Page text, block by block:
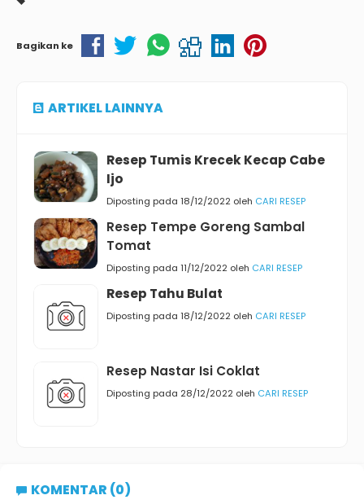
Bagikan ke
ARTIKEL LAINNYA
Resep Tumis Krecek Kecap Cabe
Ijo
Diposting pada 18/12/2022 oleh CARI RESEP
Resep Tempe Goreng Sambal
Tomat
Diposting pada 11/12/2022 oleh CARI RESEP
Resep Tahu Bulat
Diposting pada 18/12/2022 oleh CARI RESEP
Resep Nastar Isi Coklat
Diposting pada 28/12/2022 oleh CARI RESEP
KOMENTAR (0)